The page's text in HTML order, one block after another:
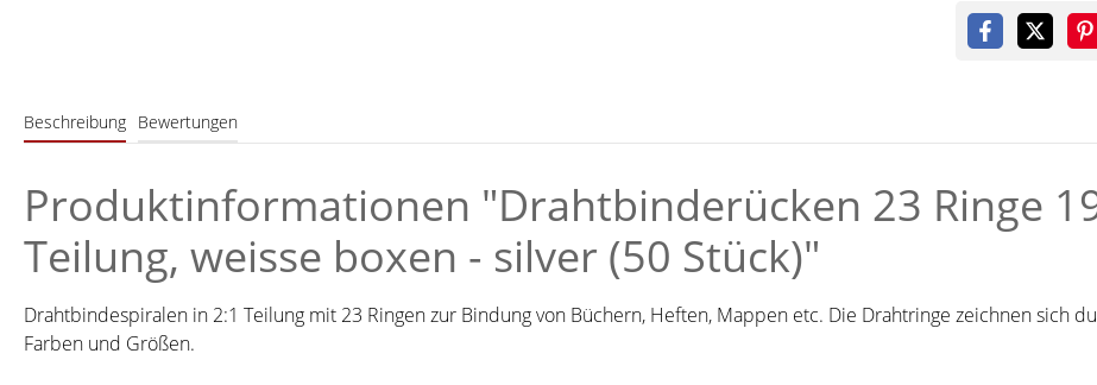
Beschreibung Bewertungen
Produktinformationen "Drahtbinderücken 23 Ringe
Teilung, weisse boxen - silver (50 Stück)"
Drahtbindespiralen in 2:1 Teilung mit 23 Ringen zur Bindung von Büchern, Heften, Mappen etc. Die Drahtringe zeichnen sich
Farben und Größen.